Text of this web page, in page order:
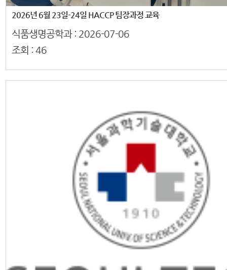
2026년 6월 23일-24일 HACCP 팀장과정 교육
식품생명공학과 : 2026-07-06
조회 :46